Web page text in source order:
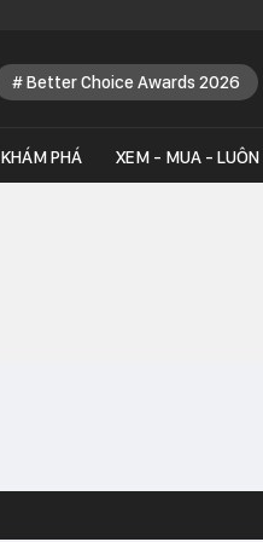
Better Choice Awards 2026
KHÁM PHÁ XEM - MUA - LUÔN